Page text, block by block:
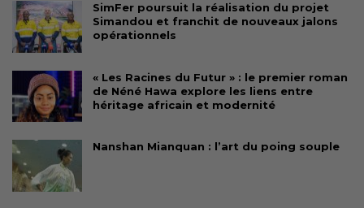
SimFer poursuit la réalisation du projet
Simandou et franchit de nouveaux jalons
opérationnels
« Les Racines du Futur » : le premier roman
de Néné Hawa explore les liens entre
héritage africain et modernité
Nanshan Mianquan : l’art du poing souple